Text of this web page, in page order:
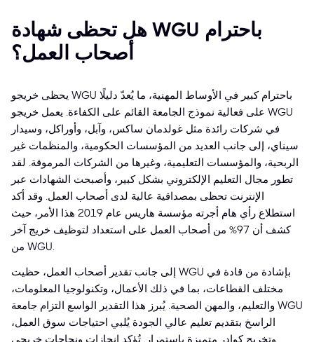
هل تحظى شهادة WGU باحترام
أصحاب العمل؟
يحظى خريجو WGU باحترام كبير في الأوساط المهنية، ما يُعدّ دليلًا
على فعالية نموذج الجامعة القائم على الكفاءة. يعمل خريجو WGU
في شركات رائدة مثل غولدمان ساكس، وآبل، وأوراكل، وسيدار
سيناي، إلى جانب العديد من المؤسسات الحكومية، والمنظمات غير
الربحية، والمؤسسات التعليمية، وغيرها من الشركات المرموقة. لقد
تطور مجال التعليم الإلكتروني بشكل كبير، وأصبحت الشهادات عبر
الإنترنت تحظى بمصداقية عالية لدى أصحاب العمل. وقد أكد
استطلاع رأي هام أجرته مؤسسة هاريس عام 2019 هذا الأمر، حيث
كشف أن 97% من أصحاب العمل على استعداد لتوظيف خريج آخر
من WGU.
إلى جانب تقدير أصحاب العمل، حظيت WGU بإشادة من قادة في
مختلف القطاعات، بما في ذلك الأعمال، وتكنولوجيا المعلومات،
والتعليم، والمهن الصحية. يُبرز هذا التقدير الواسع التزام جامعة WGU
الراسخ بتقديم تعليم عالي الجودة يُلبي احتياجات سوق العمل،
وتخريج كوادر متميزة باستمرار. تُؤكد إنجازات ونجاحات خريجي